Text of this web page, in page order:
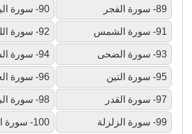
89- سورة الفجر 90- سورة البلد
91- سورة الشمس 92- سورة الليل
93- سورة الضحى 94- سورة الشرح
95- سورة التين 96- سورة العلق
97- سورة القدر 98- سورة البينة
99- سورة الزلزلة 100- سورة العاديات